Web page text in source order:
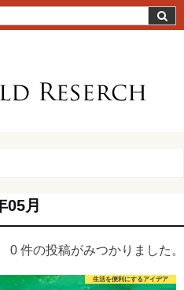
05月
0 件の投稿がみつかりました。
生活を便利にするアイデア